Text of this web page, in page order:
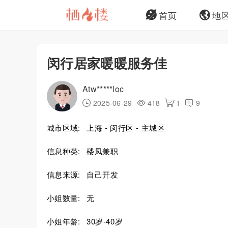
首页 地
闵行居家暖暖服务佳
Atw*****loc
2025-06-29 418 1 9
城市区域: 上海 - 闵行区 - 主城区
信息种类: 楼凤兼职
信息来源: 自己开发
小姐数量: 无
小姐年龄: 30岁-40岁